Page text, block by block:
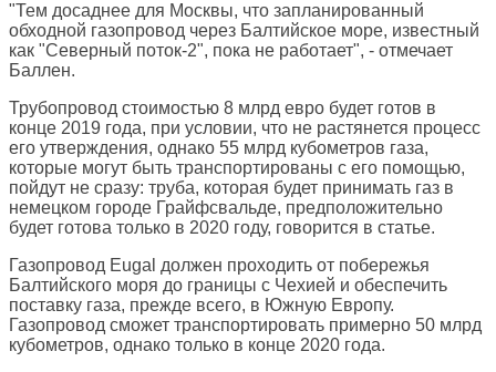
"Тем досаднее для Москвы, что запланированный
обходной газопровод через Балтийское море, известный
как "Северный поток-2", пока не работает", - отмечает
Баллен.
Трубопровод стоимостью 8 млрд евро будет готов в
конце 2019 года, при условии, что не растянется процесс
его утверждения, однако 55 млрд кубометров газа,
которые могут быть транспортированы с его помощью,
пойдут не сразу: труба, которая будет принимать газ в
немецком городе Грайфсвальде, предположительно
будет готова только в 2020 году, говорится в статье.
Газопровод Eugal должен проходить от побережья
Балтийского моря до границы с Чехией и обеспечить
поставку газа, прежде всего, в Южную Европу.
Газопровод сможет транспортировать примерно 50 млрд
кубометров, однако только в конце 2020 года.